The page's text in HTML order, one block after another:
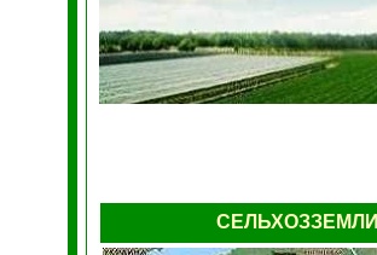
СЕЛЬХОЗЗЕМЛИ